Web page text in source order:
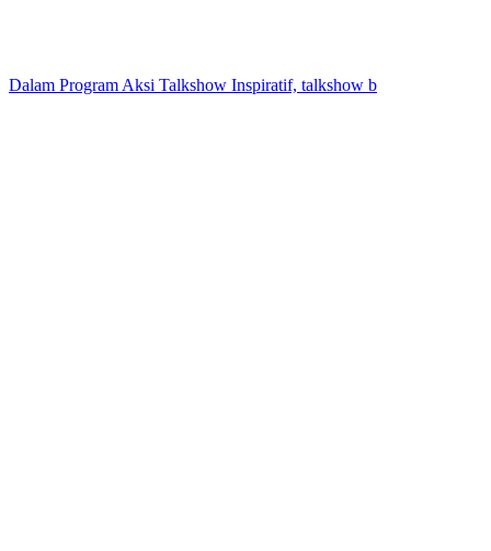
Dalam Program Aksi Talkshow Inspiratif, talkshow b